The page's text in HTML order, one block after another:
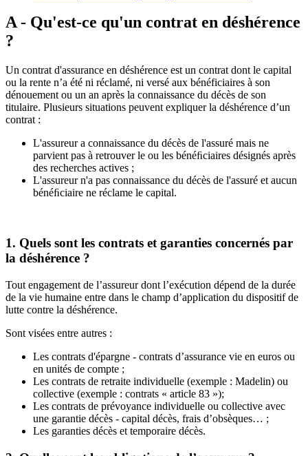
A - Qu'est-ce qu'un contrat en déshérence
?
Un contrat d'assurance en déshérence est un contrat dont le capital
ou la rente n’a été ni réclamé, ni versé aux bénéficiaires à son
dénouement ou un an après la connaissance du décès de son
titulaire. Plusieurs situations peuvent expliquer la déshérence d’un
contrat :
L'assureur a connaissance du décès de l'assuré mais ne
parvient pas à retrouver le ou les bénéﬁciaires désignés après
des recherches actives ;
L'assureur n'a pas connaissance du décès de l'assuré et aucun
bénéﬁciaire ne réclame le capital.
1. Quels sont les contrats et garanties concernés par
la déshérence ?
Tout engagement de l’assureur dont l’exécution dépend de la durée
de la vie humaine entre dans le champ d’application du dispositif de
lutte contre la déshérence.
Sont visées entre autres :
Les contrats d'épargne - contrats d’assurance vie en euros ou
en unités de compte ;
Les contrats de retraite individuelle (exemple : Madelin) ou
collective (exemple : contrats « article 83 »);
Les contrats de prévoyance individuelle ou collective avec
une garantie décès - capital décès, frais d’obsèques… ;
Les garanties décès et temporaire décès.